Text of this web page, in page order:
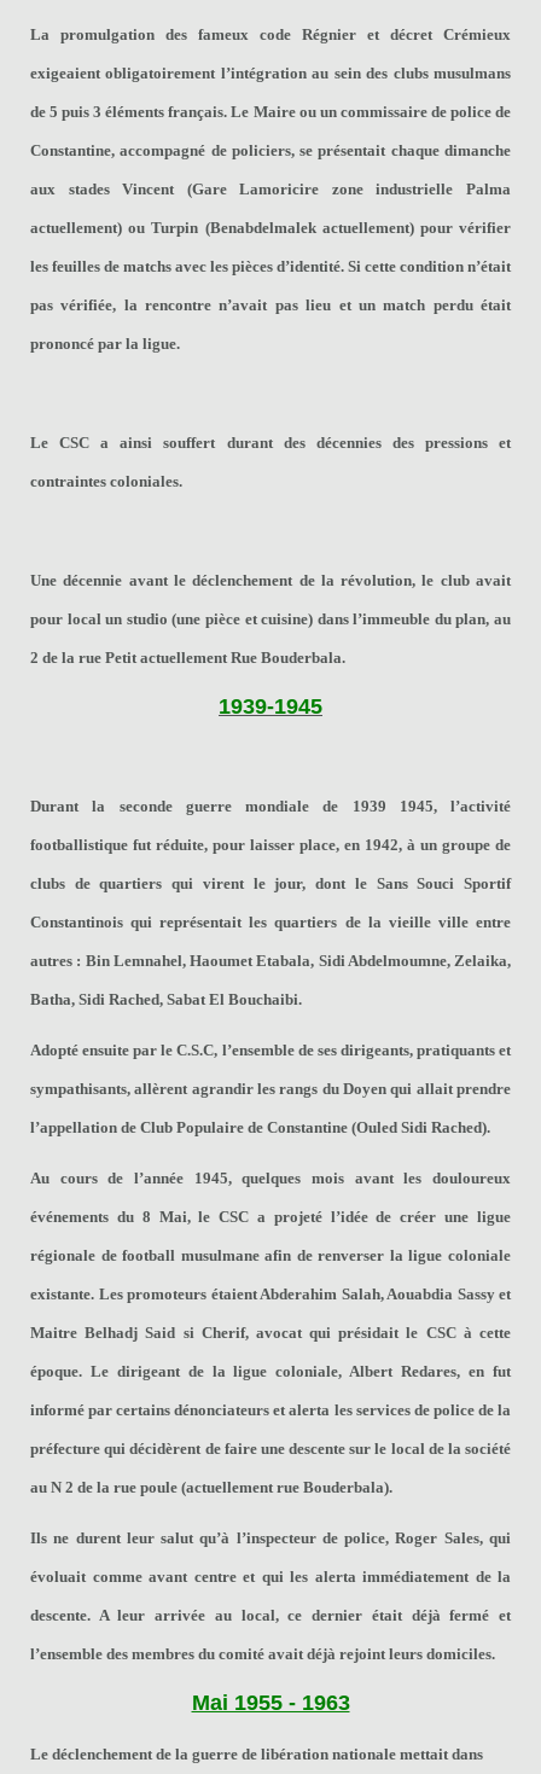
La promulgation des fameux code Régnier et décret Crémieux
exigeaient obligatoirement l’intégration au sein des clubs musulmans
de 5 puis 3 éléments français. Le Maire ou un commissaire de police de
Constantine, accompagné de policiers, se présentait chaque dimanche
aux stades Vincent (Gare Lamoricire zone industrielle Palma
actuellement) ou Turpin (Benabdelmalek actuellement) pour vérifier
les feuilles de matchs avec les pièces d’identité. Si cette condition n’était
pas vérifiée, la rencontre n’avait pas lieu et un match perdu était
prononcé par la ligue.
Le CSC a ainsi souffert durant des décennies des pressions et
contraintes coloniales.
Une décennie avant le déclenchement de la révolution, le club avait
pour local un studio (une pièce et cuisine) dans l’immeuble du plan, au
2 de la rue Petit actuellement Rue Bouderbala.
1939-1945
Durant la seconde guerre mondiale de 1939 1945, l’activité
footballistique fut réduite, pour laisser place, en 1942, à un groupe de
clubs de quartiers qui virent le jour, dont le Sans Souci Sportif
Constantinois qui représentait les quartiers de la vieille ville entre
autres : Bin Lemnahel, Haoumet Etabala, Sidi Abdelmoumne, Zelaika,
Batha, Sidi Rached, Sabat El Bouchaibi.
Adopté ensuite par le C.S.C, l’ensemble de ses dirigeants, pratiquants et
sympathisants, allèrent agrandir les rangs du Doyen qui allait prendre
l’appellation de Club Populaire de Constantine (Ouled Sidi Rached).
Au cours de l’année 1945, quelques mois avant les douloureux
événements du 8 Mai, le CSC a projeté l’idée de créer une ligue
régionale de football musulmane afin de renverser la ligue coloniale
existante. Les promoteurs étaient Abderahim Salah, Aouabdia Sassy et
Maitre Belhadj Said si Cherif, avocat qui présidait le CSC à cette
époque. Le dirigeant de la ligue coloniale, Albert Redares, en fut
informé par certains dénonciateurs et alerta les services de police de la
préfecture qui décidèrent de faire une descente sur le local de la société
au N 2 de la rue poule (actuellement rue Bouderbala).
Ils ne durent leur salut qu’à l’inspecteur de police, Roger Sales, qui
évoluait comme avant centre et qui les alerta immédiatement de la
descente. A leur arrivée au local, ce dernier était déjà fermé et
l’ensemble des membres du comité avait déjà rejoint leurs domiciles.
Mai 1955 - 1963
Le déclenchement de la guerre de libération nationale mettait dans